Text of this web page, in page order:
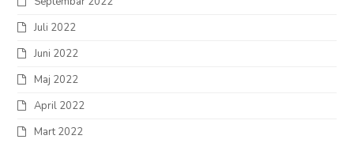
Juli 2022
Juni 2022
Maj 2022
April 2022
Mart 2022